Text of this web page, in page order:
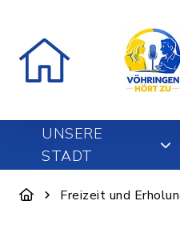
UNSERE
STADT
Freizeit und